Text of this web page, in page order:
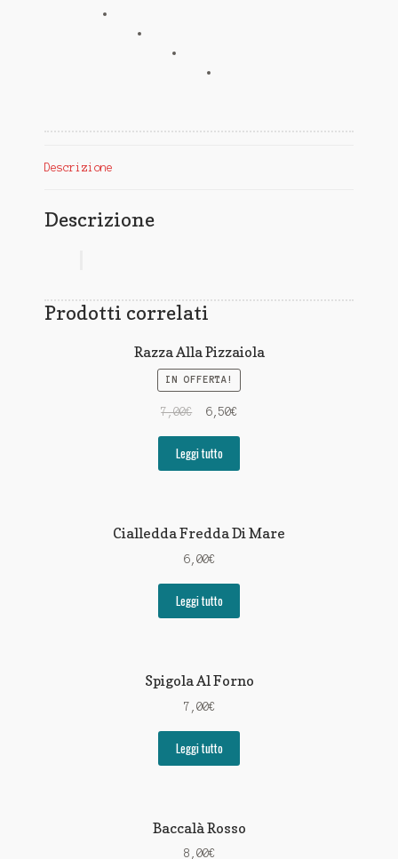
Descrizione
Descrizione
Prodotti correlati
Razza Alla Pizzaiola
IN OFFERTA!
7,00€ 6,50€
Leggi tutto
Cialledda Fredda Di Mare
6,00€
Leggi tutto
Spigola Al Forno
7,00€
Leggi tutto
Baccalà Rosso
8,00€